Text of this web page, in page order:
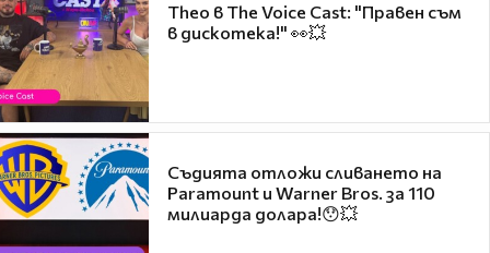
Theo в The Voice Cast: "Правен съм
в дискотека!" 👀💥
Съдията отложи сливането на
Paramount и Warner Bros. за 110
милиарда долара!😯💥